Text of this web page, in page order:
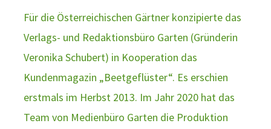
Für die Österreichischen Gärtner konzipierte das
Verlags- und Redaktionsbüro Garten (Gründerin
Veronika Schubert) in Kooperation das
Kundenmagazin „Beetgeflüster“. Es erschien
erstmals im Herbst 2013. Im Jahr 2020 hat das
Team von Medienbüro Garten die Produktion